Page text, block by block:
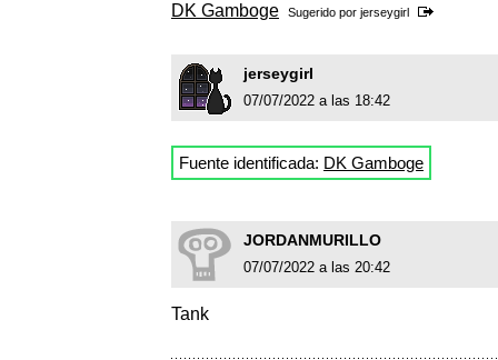
DK Gamboge Sugerido por jerseygirl
jerseygirl
07/07/2022 a las 18:42
Fuente identificada: DK Gamboge
JORDANMURILLO
07/07/2022 a las 20:42
Tank